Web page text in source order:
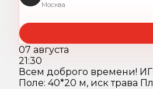
Москва
07 августа
21:30
Всем доброго времени!
Поле: 40*20 м, иск трава